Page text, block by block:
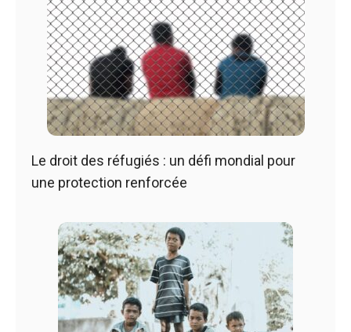
Le droit des réfugiés : un défi mondial pour
une protection renforcée